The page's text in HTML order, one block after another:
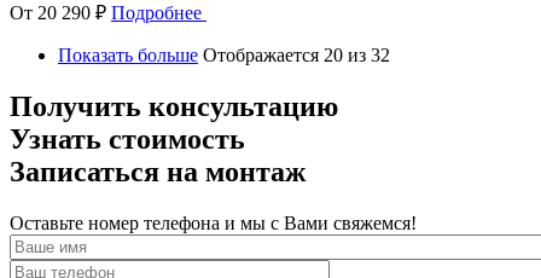
От 20 290 ₽ Подробнее
Показать больше Отображается 20 из 32
Получить консультацию
Узнать стоимость
Записаться на монтаж
Оставьте номер телефона и мы с Вами свяжемся!